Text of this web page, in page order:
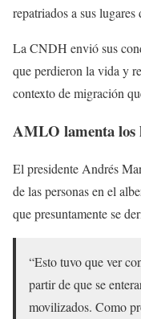
repatriados a sus lugares
La CNDH envió sus
que perdieron la vida y
contexto de migración
AMLO lamenta los
El presidente Andrés
de las personas en el
que presuntamente se
“Esto tuvo que ver
partir de que se
movilizados. Como